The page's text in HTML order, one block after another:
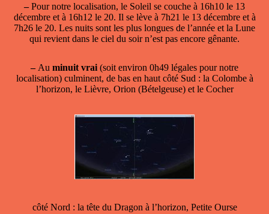
–Pour notre localisation, le Soleil se couche à 16h10 le 13
décembre et à 16h12 le 20. Il se lève à 7h21 le 13 décembre et à
7h26 le 20. Les nuits sont les plus longues de l’année et la Lune
qui revient dans le ciel du soir n’est pas encore gênante.
–Au minuit vrai (soit environ 0h49 légales pour notre
localisation) culminent, de bas en haut côté Sud : la Colombe à
l’horizon, le Lièvre, Orion (Bételgeuse) et le Cocher
côté Nord : la tête du Dragon à l’horizon, Petite Ourse